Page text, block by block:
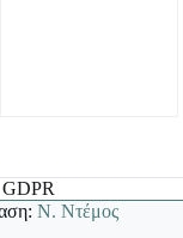
GDPR
Ν. Ντέμος